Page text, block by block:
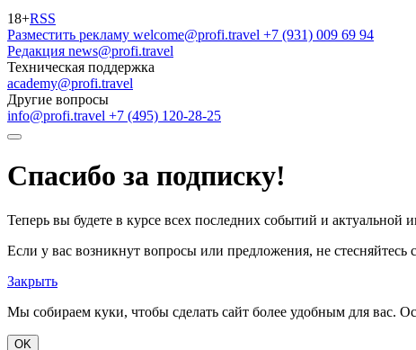
18+RSS
Разместить рекламу welcome@profi.travel +7 (931) 009 69 94
Редакция news@profi.travel
Техническая поддержка
academy@profi.travel
Другие вопросы
info@profi.travel +7 (495) 120-28-25
Спасибо за подписку!
Теперь вы будете в курсе всех последних событий и актуальной
Если у вас возникнут вопросы или предложения, не стесняйтесь
Закрыть
Мы собираем куки, чтобы сделать сайт более удобным для вас.
OK